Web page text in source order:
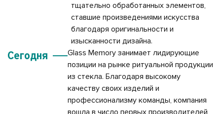
тщательно обработанных элементов,
ставшие произведениями искусства
благодаря оригинальности и
изысканности дизайна.
Сегодня
Glass Memory занимает лидирующие
позиции на рынке ритуальной продукции
из стекла. Благодаря высокому
качеству своих изделий и
профессионализму команды, компания